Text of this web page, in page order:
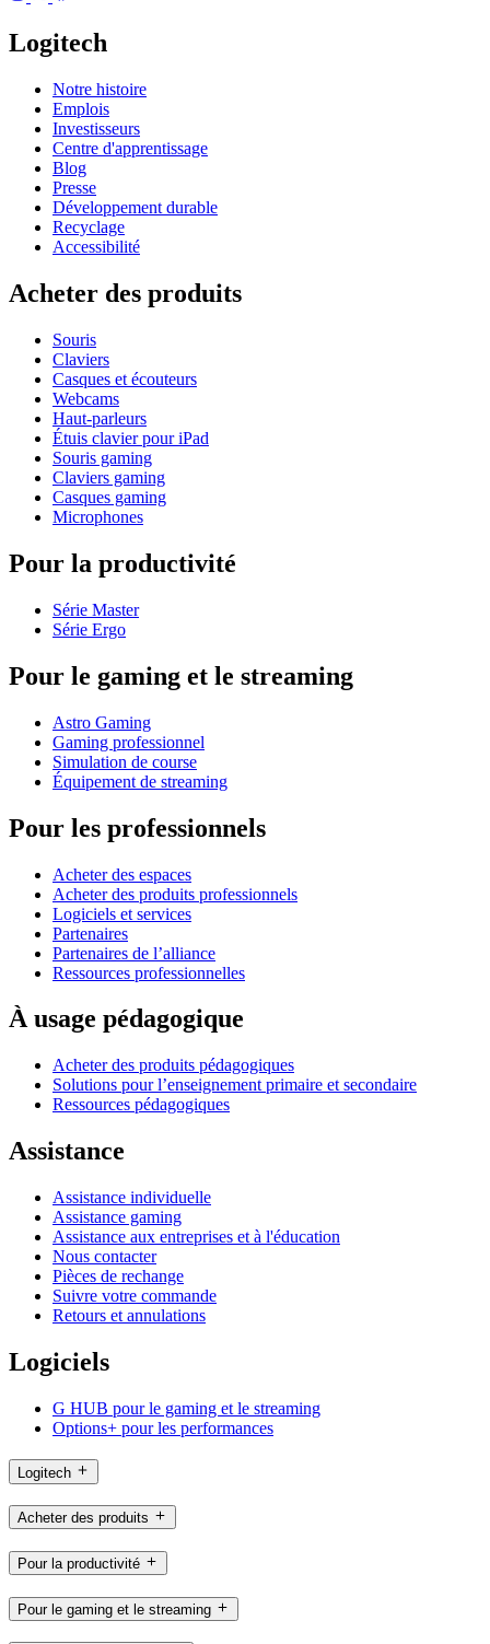
Logitech
Notre histoire
Emplois
Investisseurs
Centre d'apprentissage
Blog
Presse
Développement durable
Recyclage
Accessibilité
Acheter des produits
Souris
Claviers
Casques et écouteurs
Webcams
Haut-parleurs
Étuis clavier pour iPad
Souris gaming
Claviers gaming
Casques gaming
Microphones
Pour la productivité
Série Master
Série Ergo
Pour le gaming et le streaming
Astro Gaming
Gaming professionnel
Simulation de course
Équipement de streaming
Pour les professionnels
Acheter des espaces
Acheter des produits professionnels
Logiciels et services
Partenaires
Partenaires de l’alliance
Ressources professionnelles
À usage pédagogique
Acheter des produits pédagogiques
Solutions pour l’enseignement primaire et secondaire
Ressources pédagogiques
Assistance
Assistance individuelle
Assistance gaming
Assistance aux entreprises et à l'éducation
Nous contacter
Pièces de rechange
Suivre votre commande
Retours et annulations
Logiciels
G HUB pour le gaming et le streaming
Options+ pour les performances
Logitech
Acheter des produits
Pour la productivité
Pour le gaming et le streaming